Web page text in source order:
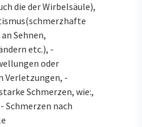
die der Wirbelsäule),
Sehnen,
etc.), -
oder
Verletzungen, -
Schmerzen, wie:,
Schmerzen nach